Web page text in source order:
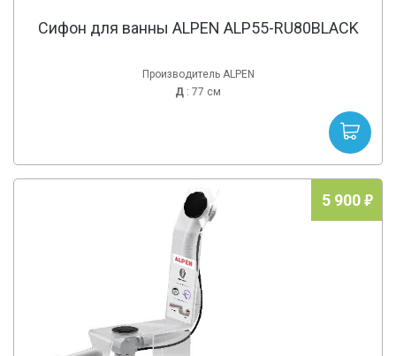
Сифон для ванны ALPEN ALP55-RU80BLACK
Производитель ALPEN
Д : 77 см
5 900